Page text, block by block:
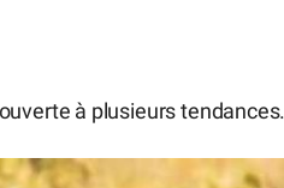
à plusieurs tendances.